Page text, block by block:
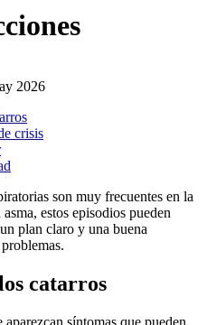
2026
crisis
son muy frecuentes en la
estos episodios pueden
plan claro y una buena
catarros
síntomas que pueden